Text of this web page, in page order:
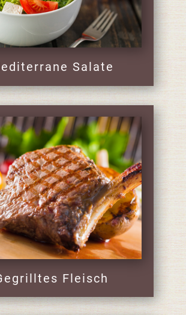
Salate
Fleisch